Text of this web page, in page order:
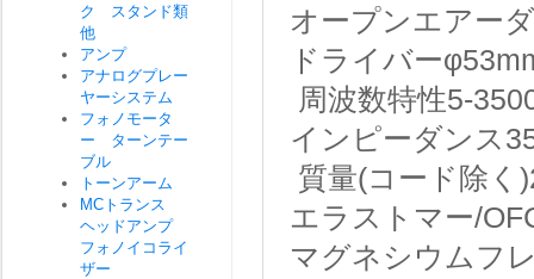
オープンエアー
ドライバー
周波数特性5-
インピーダンス
質量(コード除く
エラストマー/
マグネシウムフ
ク スタンド類
他
アンプ
アナログプレー
ヤーシステム
フォノモータ
ー ターンテー
ブル
トーンアーム
MCトランス
ヘッドアンプ
フォノイコライ
ザー